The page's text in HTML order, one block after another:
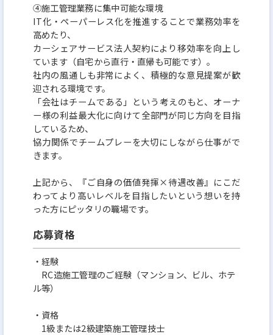
④施工管理業務に集中可能な環境
IT化・ペーパーレス化を推進することで業務効率を
高めたり、
カーシェアサービス法人契約により移効率を向上し
ています（自宅から直行・直帰も可能です）。
社内の風通しも非常によく、積極的な意見提案が歓
迎される環境です。
「会社はチームである」という考えのもと、オーナ
ー様の利益最大化に向けて全部門が同じ方向を目指
しているため、
協力関係でチームプレーを大切にしながら仕事がで
きます。
上記から、『ご自身の価値発揮×待遇改善』にこだ
わってより高いレベルを目指したいという想いを持
った方にピッタリの職場です。
応募資格
・経験
RC造施工管理のご経験（マンション、ビル、ホテ
ル等）
・資格
1級または2級建築施工管理技士